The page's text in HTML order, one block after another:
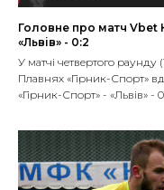
Головне про матч Vbet
«Львів» - 0:2
У матчі четвертого раунду
Плавнях «Гірник-Спорт»
«Гірник-Спорт» - «Львів» -